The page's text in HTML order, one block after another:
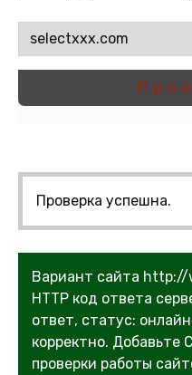
Проверка успешна.
Вариант сайта
HTTP код ответа
ответ, статус:
корректно. Добавьте
проверки работы